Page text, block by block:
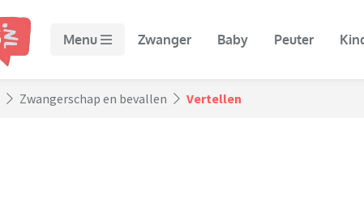
Menu Zwanger Baby Peuter
Zwangerschap en bevallen Vertellen